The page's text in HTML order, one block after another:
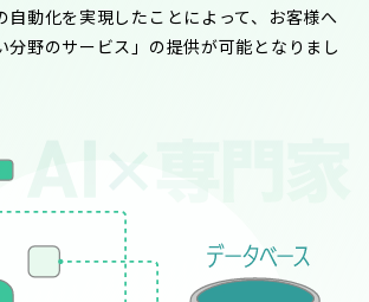
自動化を実現したことによって、お客様へ
分野のサービス」の提供が可能となりまし